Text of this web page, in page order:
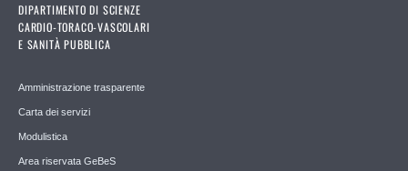
DIPARTIMENTO DI SCIENZE
CARDIO-TORACO-VASCOLARI
E SANITÀ PUBBLICA
Amministrazione trasparente
Carta dei servizi
Modulistica
Area riservata GeBeS